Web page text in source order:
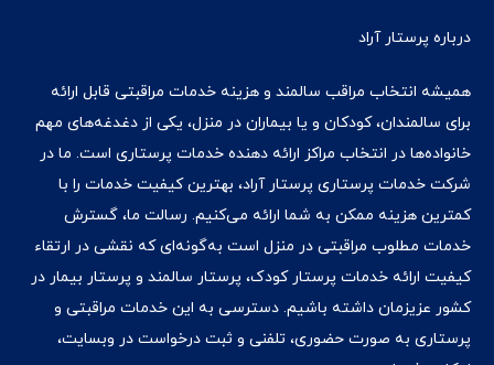
درباره پرستار آراد
همیشه انتخاب مراقب سالمند و هزینه خدمات مراقبتی قابل ارائه
برای سالمندان، کودکان و یا بیماران در منزل، یکی از دغدغه‌های مهم
خانواده‌ها در انتخاب مراکز ارائه دهنده خدمات پرستاری است. ما در
شرکت خدمات پرستاری پرستار آراد، بهترین کیفیت خدمات را با
کمترین هزینه ممکن به شما ارائه می‌کنیم. رسالت ما، گسترش
خدمات مطلوب مراقبتی در منزل است به‌گونه‌ای که نقشی در ارتقاء
کیفیت ارائه خدمات پرستار کودک، پرستار سالمند و پرستار بیمار در
کشور عزیزمان داشته‌ باشیم. دسترسی به این خدمات مراقبتی و
پرستاری به صورت حضوری، تلفنی و ثبت درخواست در وبسایت،